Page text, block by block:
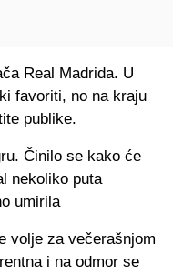
Real Madrida. U
favoriti, no na kraju
publike.
Činilo se kako će
nekoliko puta
umirila
volje za večerašnjom
i na odmor se